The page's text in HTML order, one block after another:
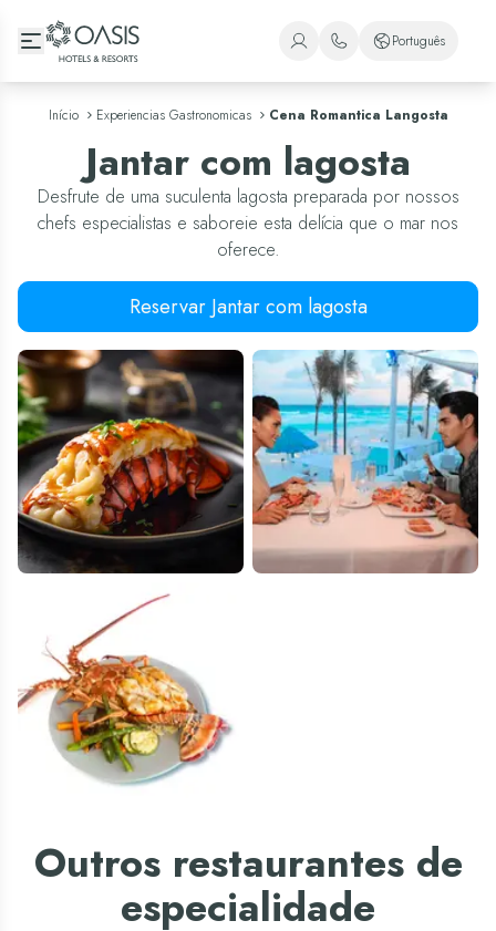
Oasis Hotels & Resorts
+1 (800) 446-2747
+52 998 240 7091
Português
Espanhol
Inglês
Português
Início Experiencias Gastronomicas Cena Romantica Langosta
Jantar com lagosta
Desfrute de uma suculenta lagosta preparada por nossos
chefs especialistas e saboreie esta delícia que o mar nos
oferece.
Reservar Jantar com lagosta
Outros restaurantes de
especialidade